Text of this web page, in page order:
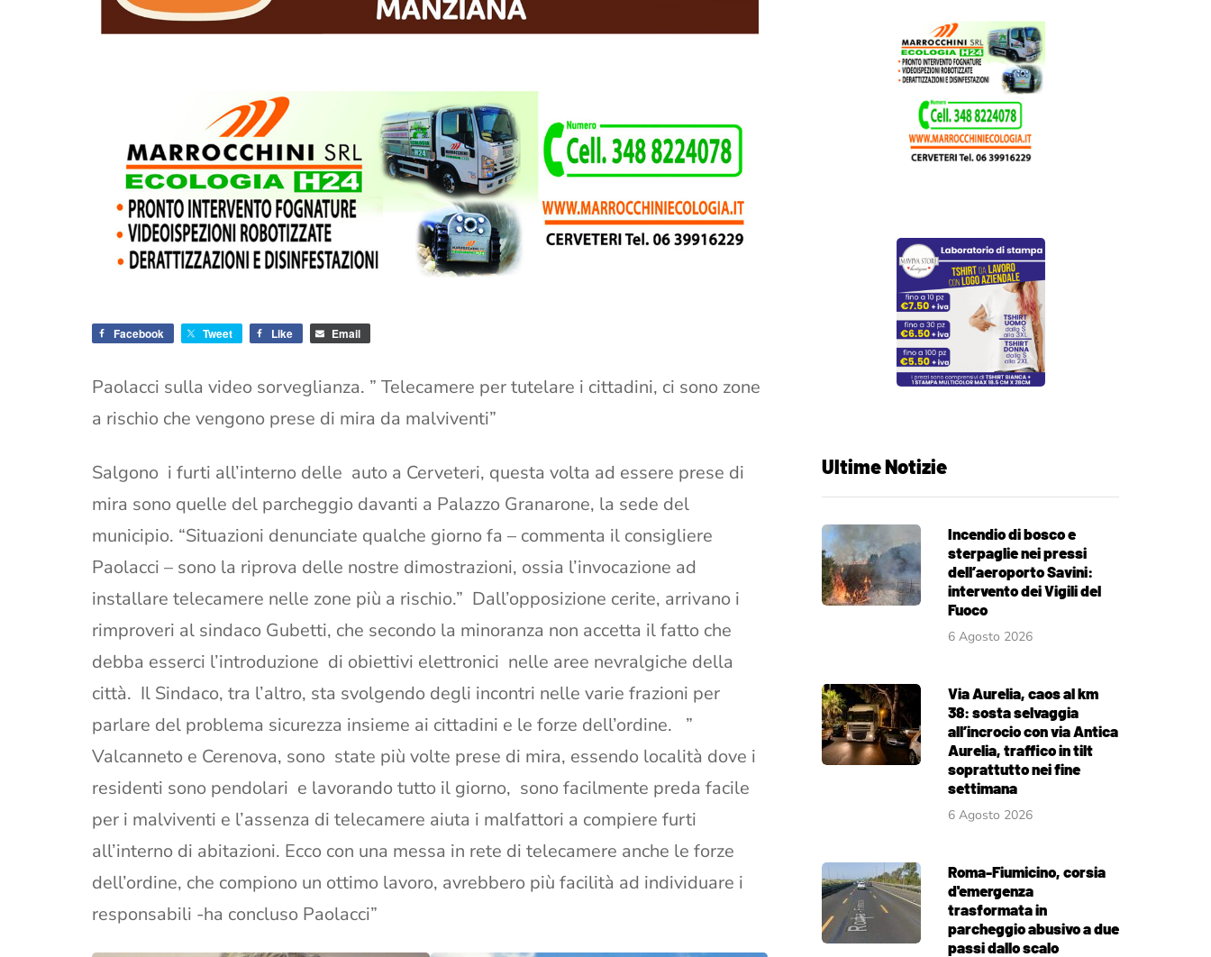
Facebook Tweet Like Email
Paolacci sulla video sorveglianza. ” Telecamere per tutelare i cittadini, ci sono zone
a rischio che vengono prese di mira da malviventi”
Salgono i furti all’interno delle auto a Cerveteri, questa volta ad essere prese di
mira sono quelle del parcheggio davanti a Palazzo Granarone, la sede del
municipio. “Situazioni denunciate qualche giorno fa – commenta il consigliere
Paolacci – sono la riprova delle nostre dimostrazioni, ossia l’invocazione ad
installare telecamere nelle zone più a rischio.” Dall’opposizione cerite, arrivano i
rimproveri al sindaco Gubetti, che secondo la minoranza non accetta il fatto che
debba esserci l’introduzione di obiettivi elettronici nelle aree nevralgiche della
città. Il Sindaco, tra l’altro, sta svolgendo degli incontri nelle varie frazioni per
parlare del problema sicurezza insieme ai cittadini e le forze dell’ordine. ”
Valcanneto e Cerenova, sono state più volte prese di mira, essendo località dove i
residenti sono pendolari e lavorando tutto il giorno, sono facilmente preda facile
per i malviventi e l’assenza di telecamere aiuta i malfattori a compiere furti
all’interno di abitazioni. Ecco con una messa in rete di telecamere anche le forze
dell’ordine, che compiono un ottimo lavoro, avrebbero più facilità ad individuare i
responsabili -ha concluso Paolacci”
Ultime Notizie
Incendio di bosco e
sterpaglie nei pressi
dell’aeroporto Savini:
intervento dei Vigili del
Fuoco
6 Agosto 2026
Via Aurelia, caos al km
38: sosta selvaggia
all’incrocio con via Antica
Aurelia, traffico in tilt
soprattutto nei fine
settimana
6 Agosto 2026
Roma-Fiumicino, corsia
d'emergenza
trasformata in
parcheggio abusivo a due
passi dallo scalo